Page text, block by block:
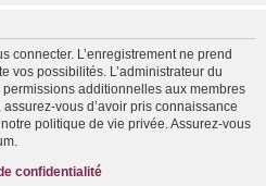
connecter. L’enregistrement ne prend
vos possibilités. L’administrateur du
additionnelles aux membres
vous d’avoir pris connaissance
politique de vie privée. Assurez-vous
confidentialité